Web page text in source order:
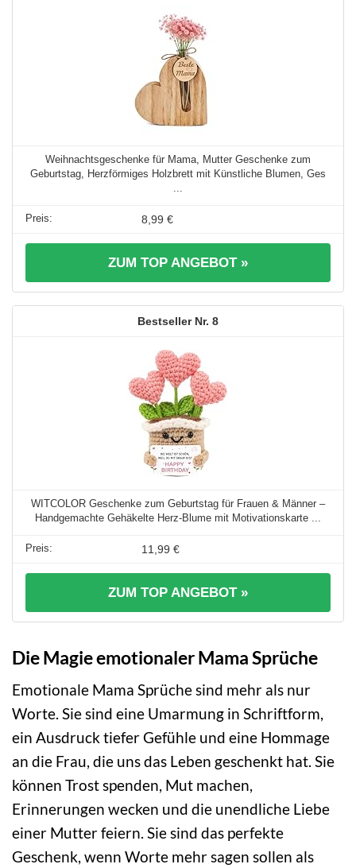
Weihnachtsgeschenke für Mama, Mutter Geschenke zum
Geburtstag, Herzförmiges Holzbrett mit Künstliche Blumen, Ges
8,99 €
ZUM TOP ANGEBOT »
8
WITCOLOR Geschenke zum Geburtstag für Frauen & Männer –
Handgemachte Gehäkelte Herz-Blume mit Motivationskarte ...
11,99 €
ZUM TOP ANGEBOT »
Die Magie emotionaler Mama Sprüche
Emotionale Mama Sprüche sind mehr als nur
Worte. Sie sind eine Umarmung in Schriftform,
ein Ausdruck tiefer Gefühle und eine Hommage
an die Frau, die uns das Leben geschenkt hat. Sie
können Trost spenden, Mut machen,
Erinnerungen wecken und die unendliche Liebe
einer Mutter feiern. Sie sind das perfekte
Geschenk, wenn Worte mehr sagen sollen als